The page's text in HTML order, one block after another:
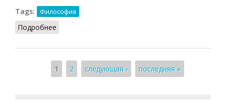
Tags:
Философия
Подробнее
Страницы
1 2 следующая › последняя »